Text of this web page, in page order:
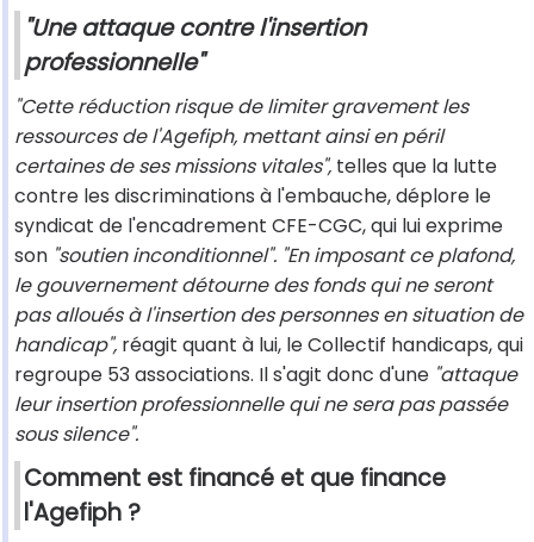
"Une attaque contre l'insertion
professionnelle"
"Cette réduction risque de limiter gravement les
ressources de l'Agefiph, mettant ainsi en péril
certaines de ses missions vitales", telles que la lutte
contre les discriminations à l'embauche, déplore le
syndicat de l'encadrement CFE-CGC, qui lui exprime
son "soutien inconditionnel". "En imposant ce plafond,
le gouvernement détourne des fonds qui ne seront
pas alloués à l'insertion des personnes en situation de
handicap", réagit quant à lui, le Collectif handicaps, qui
regroupe 53 associations. Il s'agit donc d'une "attaque
leur insertion professionnelle qui ne sera pas passée
sous silence".
Comment est financé et que finance
l'Agefiph ?